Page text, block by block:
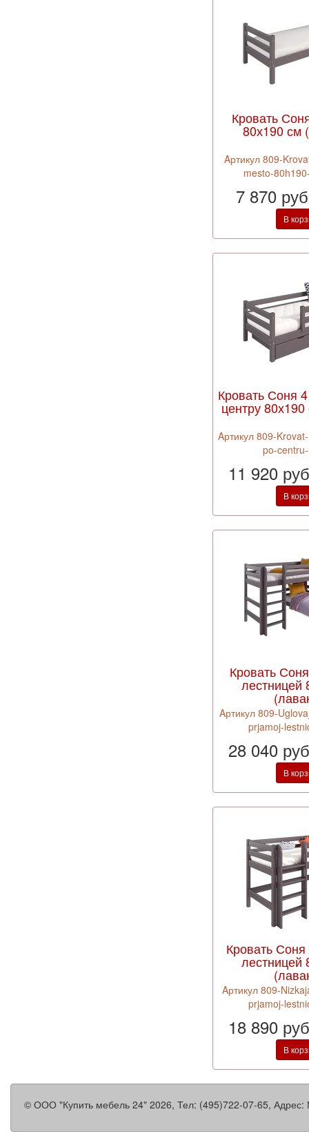
Кровать
80х190 см
Aртикул 809-
mesto-
7 870
В
Кровать Соня
центру
Aртикул 809-
po-
11 920
В
Кровать
лестницей
Aртикул 809-
prjamoj-
28 040
В
Кровать
лестницей
Aртикул 809-
prjamoj-
18 890
В
© ООО "Купить мебель 24" 2026, Тел: (495)722-07-65, Адрес: